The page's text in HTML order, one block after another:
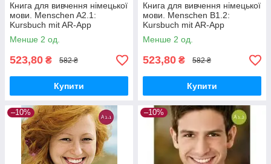
Книга для вивчення німецької
мови. Menschen A2.1:
Kursbuch mit AR-App
Менше 2 од.
523,80 ₴ 582 ₴
Купити
Книга для вивчення німецької
мови. Menschen В1.2:
Kursbuch mit AR-App
Менше 2 од.
523,80 ₴ 582 ₴
Купити
–10% –10%